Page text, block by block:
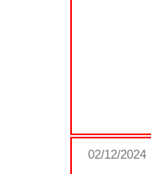
02/12/2024